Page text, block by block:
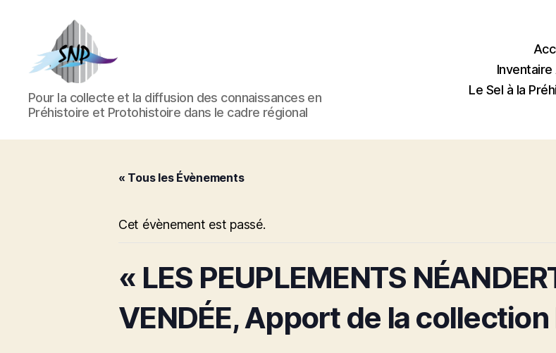
Société
Nantaise
de
Préhistoire
Pour la collecte et la diffusion des connaissances en
Préhistoire et Protohistoire dans le cadre régional
Le Sel à la
« Tous les Évènements
Cet évènement est passé.
« LES PEUPLEMENTS
VENDÉE, Apport de la